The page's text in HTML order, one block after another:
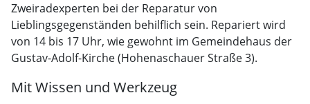
Zweiradexperten bei der Reparatur von
Lieblingsgegenständen behilflich sein. Repariert wird
von 14 bis 17 Uhr, wie gewohnt im Gemeindehaus der
Gustav-Adolf-Kirche (Hohenaschauer Straße 3).
Mit Wissen und Werkzeug